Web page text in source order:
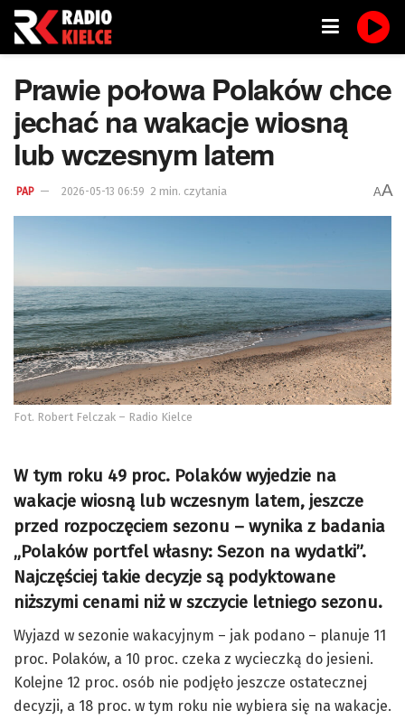
Prawie połowa Polaków chce
jechać na wakacje wiosną
lub wczesnym latem
PAP 2026-05-13 06:59 2 min. czytania AA
Fot. Robert Felczak – Radio Kielce
W tym roku 49 proc. Polaków wyjedzie na
wakacje wiosną lub wczesnym latem, jeszcze
przed rozpoczęciem sezonu – wynika z badania
„Polaków portfel własny: Sezon na wydatki”.
Najczęściej takie decyzje są podyktowane
niższymi cenami niż w szczycie letniego sezonu.
Wyjazd w sezonie wakacyjnym – jak podano – planuje 11
proc. Polaków, a 10 proc. czeka z wycieczką do jesieni.
Kolejne 12 proc. osób nie podjęło jeszcze ostatecznej
decyzji, a 18 proc. w tym roku nie wybiera się na wakacje.